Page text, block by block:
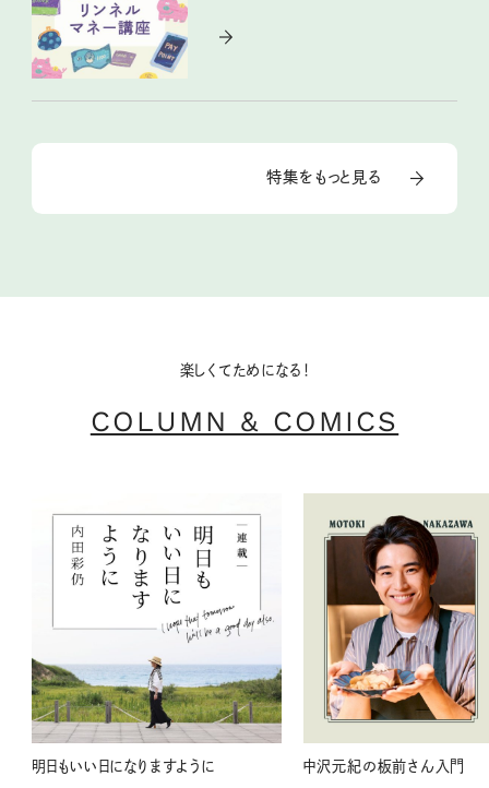
特集をもっと見る
楽しくてためになる！
COLUMN & COMICS
明日もいい日になりますように 中沢元紀の板前さん入門